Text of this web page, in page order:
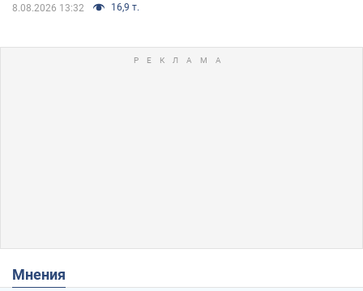
8.08.2026 13:32 16,9 т.
Мнения